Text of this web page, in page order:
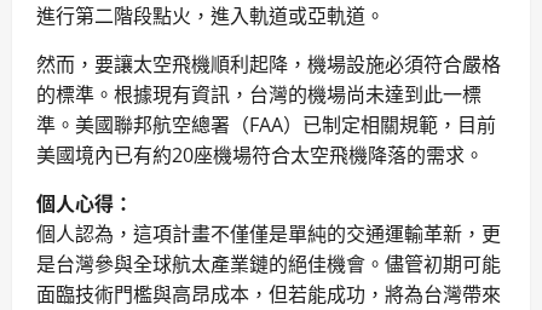
進行第二階段點火，進入軌道或亞軌道。
然而，要讓太空飛機順利起降，機場設施必須符合嚴格
的標準。根據現有資訊，台灣的機場尚未達到此一標
準。美國聯邦航空總署（FAA）已制定相關規範，目前
美國境內已有約20座機場符合太空飛機降落的需求。
個人心得：
個人認為，這項計畫不僅僅是單純的交通運輸革新，更
是台灣參與全球航太產業鏈的絕佳機會。儘管初期可能
面臨技術門檻與高昂成本，但若能成功，將為台灣帶來